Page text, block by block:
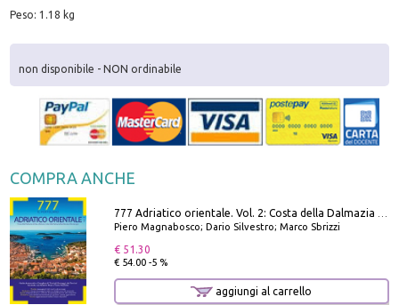
Peso: 1.18 kg
non disponibile - NON ordinabile
COMPRA ANCHE
Piero Magnabosco; Dario Silvestro; Marco Sbrizzi
€ 51.30
€ 54.00 -5 %
aggiungi al carrello